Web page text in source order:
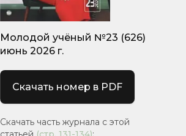
Молодой учёный №23 (626)
июнь 2026 г.
Скачать номер в PDF
Скачать часть журнала с этой